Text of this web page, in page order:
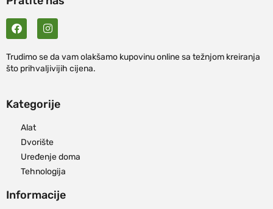
Trudimo se da vam olakšamo kupovinu online sa težnjom kreiranja
što prihvaljivijih cijena.
Kategorije
Alat
Dvorište
Uređenje doma
Tehnologija
Informacije